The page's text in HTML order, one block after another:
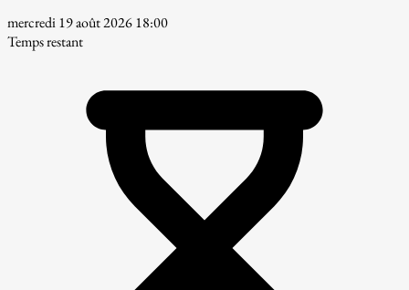
mercredi 19 août 2026 18:00
Temps restant